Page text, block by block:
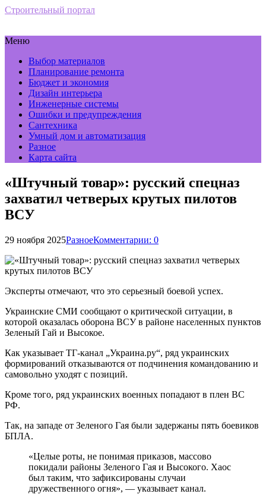
Строительный портал
Меню
Выбор материалов
Планирование ремонта
Бюджет и экономия
Дизайн интерьера
Инженерные системы
Ошибки и предупреждения
Сантехника
Умный дом и автоматизация
Разное
Карта сайта
«Штучный товар»: русский спецназ
захватил четверых крутых пилотов
ВСУ
29 ноября 2025РазноеКомментарии: 0
Эксперты отмечают, что это серьезный боевой успех.
Украинские СМИ сообщают о критической ситуации, в
которой оказалась оборона ВСУ в районе населенных пунктов
Зеленый Гай и Высокое.
Как указывает ТГ-канал „Украина.ру“, ряд украинских
формирований отказываются от подчинения командованию и
самовольно уходят с позиций.
Кроме того, ряд украинских военных попадают в плен ВС
РФ.
Так, на западе от Зеленого Гая были задержаны пять боевиков
БПЛА.
«Целые роты, не понимая приказов, массово
покидали районы Зеленого Гая и Высокого. Хаос
был таким, что зафиксированы случаи
дружественного огня», — указывает канал.